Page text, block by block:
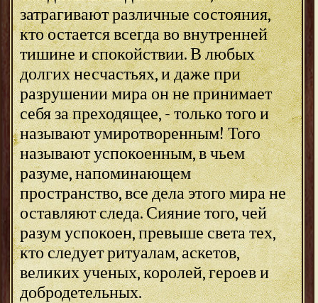
затрагивают различные состояния,
кто остается всегда во внутренней
тишине и спокойствии. В любых
долгих несчастьях, и даже при
разрушении мира он не принимает
себя за преходящее, - только того и
называют умиротворенным! Того
называют успокоенным, в чьем
разуме, напоминающем
пространство, все дела этого мира не
оставляют следа. Сияние того, чей
разум успокоен, превыше света тех,
кто следует ритуалам, аскетов,
великих ученых, королей, героев и
добродетельных.